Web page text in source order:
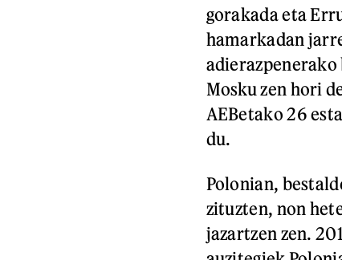
gorakada eta
hamarkadan
adierazpenerako
Mosku zen hori
AEBetako 26
du.
Polonian,
zituzten, non
jazartzen zen.